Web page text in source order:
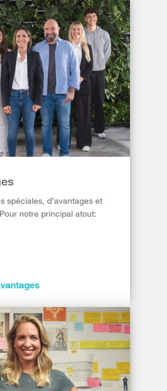
spéciales, d’avantages et
notre principal atout: